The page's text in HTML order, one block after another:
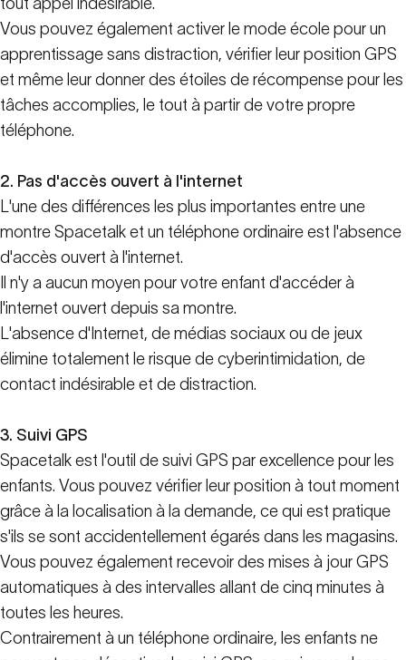
Vous pouvez également activer le mode école pour un
apprentissage sans distraction, vérifier leur position GPS
et même leur donner des étoiles de récompense pour les
tâches accomplies, le tout à partir de votre propre
téléphone.
2. Pas d'accès ouvert à l'internet
L'une des différences les plus importantes entre une
montre Spacetalk et un téléphone ordinaire est l'absence
d'accès ouvert à l'internet.
Il n'y a aucun moyen pour votre enfant d'accéder à
l'internet ouvert depuis sa montre.
L'absence d'Internet, de médias sociaux ou de jeux
élimine totalement le risque de cyberintimidation, de
contact indésirable et de distraction.
3. Suivi GPS
Spacetalk est l'outil de suivi GPS par excellence pour les
enfants. Vous pouvez vérifier leur position à tout moment
grâce à la localisation à la demande, ce qui est pratique
s'ils se sont accidentellement égarés dans les magasins.
Vous pouvez également recevoir des mises à jour GPS
automatiques à des intervalles allant de cinq minutes à
toutes les heures.
Contrairement à un téléphone ordinaire, les enfants ne